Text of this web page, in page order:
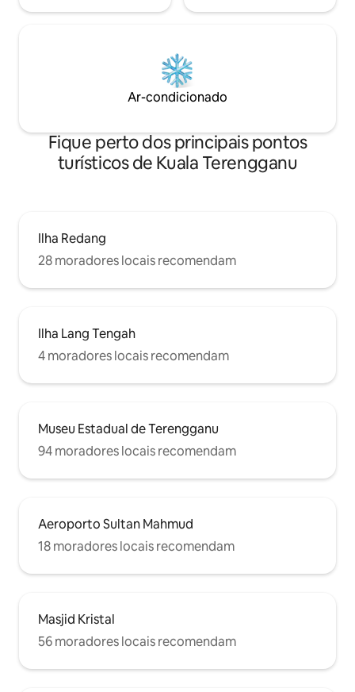
Ar-condicionado
Fique perto dos principais pontos
turísticos de Kuala Terengganu
Ilha Redang
28 moradores locais recomendam
Ilha Lang Tengah
4 moradores locais recomendam
Museu Estadual de Terengganu
94 moradores locais recomendam
Aeroporto Sultan Mahmud
18 moradores locais recomendam
Masjid Kristal
56 moradores locais recomendam